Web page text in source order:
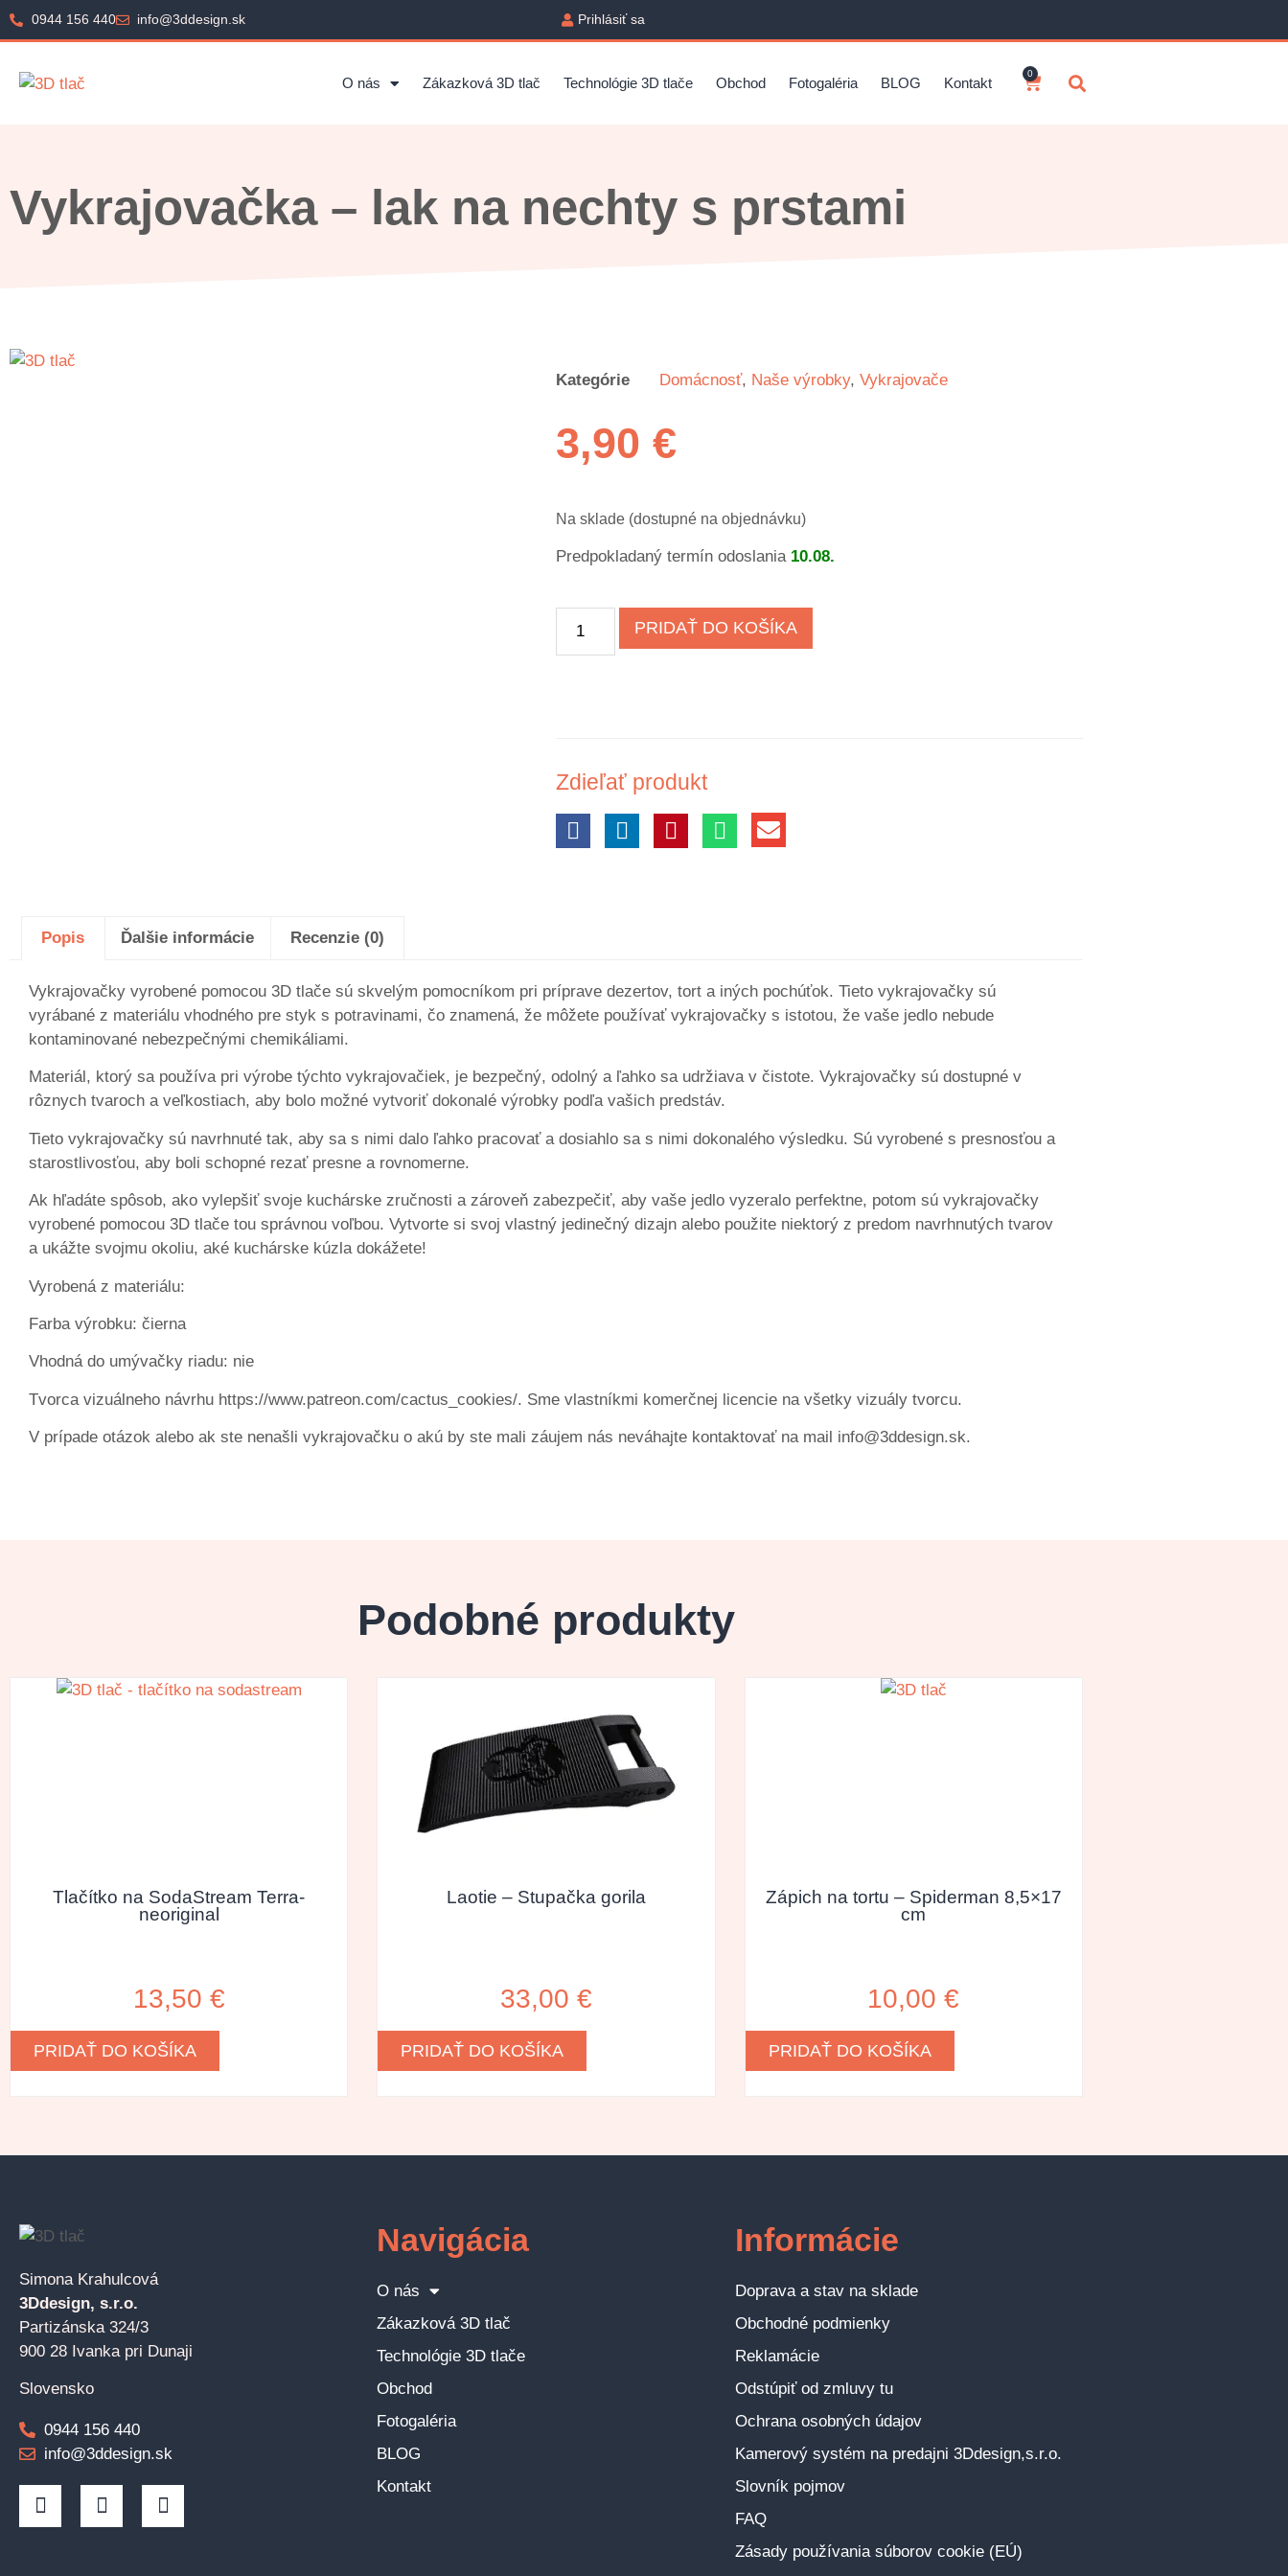
0944 156 440 info@3ddesign.sk Prihlásiť sa
O nás Zákazková 3D tlač Technológie 3D tlače Obchod Fotogaléria BLOG Kontakt
0
Vykrajovačka – lak na nechty s prstami
Kategórie Domácnosť, Naše výrobky, Vykrajovače
3,90 €
Na sklade (dostupné na objednávku)
Predpokladaný termín odoslania 10.08.
PRIDAŤ DO KOŠÍKA
Zdieľať produkt
Popis Ďalšie informácie Recenzie (0)
Vykrajovačky vyrobené pomocou 3D tlače sú skvelým pomocníkom pri príprave dezertov, tort a iných pochúťok. Tieto vykrajovačky sú
vyrábané z materiálu vhodného pre styk s potravinami, čo znamená, že môžete používať vykrajovačky s istotou, že vaše jedlo nebude
kontaminované nebezpečnými chemikáliami.
Materiál, ktorý sa používa pri výrobe týchto vykrajovačiek, je bezpečný, odolný a ľahko sa udržiava v čistote. Vykrajovačky sú dostupné v
rôznych tvaroch a veľkostiach, aby bolo možné vytvoriť dokonalé výrobky podľa vašich predstáv.
Tieto vykrajovačky sú navrhnuté tak, aby sa s nimi dalo ľahko pracovať a dosiahlo sa s nimi dokonalého výsledku. Sú vyrobené s presnosťou a
starostlivosťou, aby boli schopné rezať presne a rovnomerne.
Ak hľadáte spôsob, ako vylepšiť svoje kuchárske zručnosti a zároveň zabezpečiť, aby vaše jedlo vyzeralo perfektne, potom sú vykrajovačky
vyrobené pomocou 3D tlače tou správnou voľbou. Vytvorte si svoj vlastný jedinečný dizajn alebo použite niektorý z predom navrhnutých tvarov
a ukážte svojmu okoliu, aké kuchárske kúzla dokážete!
Vyrobená z materiálu:
Farba výrobku: čierna
Vhodná do umývačky riadu: nie
Tvorca vizuálneho návrhu https://www.patreon.com/cactus_cookies/. Sme vlastníkmi komerčnej licencie na všetky vizuály tvorcu.
V prípade otázok alebo ak ste nenašli vykrajovačku o akú by ste mali záujem nás neváhajte kontaktovať na mail info@3ddesign.sk.
Podobné produkty
Tlačítko na SodaStream Terra-
neoriginal
13,50 €
PRIDAŤ DO KOŠÍKA
Laotie – Stupačka gorila
33,00 €
PRIDAŤ DO KOŠÍKA
Zápich na tortu – Spiderman 8,5×17
cm
10,00€
PRIDAŤ DO KOŠÍKA
Simona Krahulcová
3Ddesign, s.r.o.
Partizánska 324/3
900 28 Ivanka pri Dunaji
Slovensko
0944 156 440
info@3ddesign.sk
Navigácia
O nás
Zákazková 3D tlač
Technológie 3D tlače
Obchod
Fotogaléria
BLOG
Kontakt
Informácie
Doprava a stav na sklade
Obchodné podmienky
Reklamácie
Odstúpiť od zmluvy tu
Ochrana osobných údajov
Kamerový systém na predajni 3Ddesign,s.r.o.
Slovník pojmov
FAQ
Zásady používania súborov cookie (EÚ)